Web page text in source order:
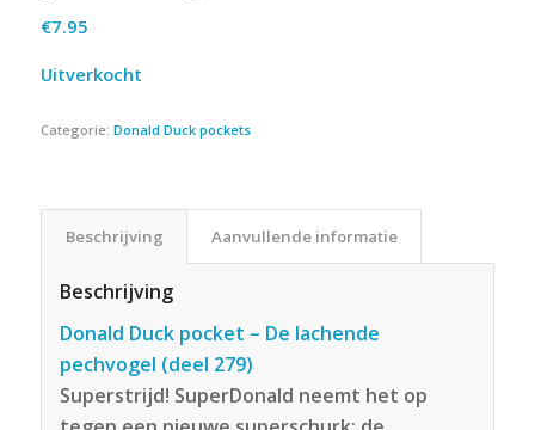
€7.95
Uitverkocht
Categorie: Donald Duck pockets
Beschrijving Aanvullende informatie
Beschrijving
Donald Duck pocket – De lachende
pechvogel (deel 279)
Superstrijd! SuperDonald neemt het op